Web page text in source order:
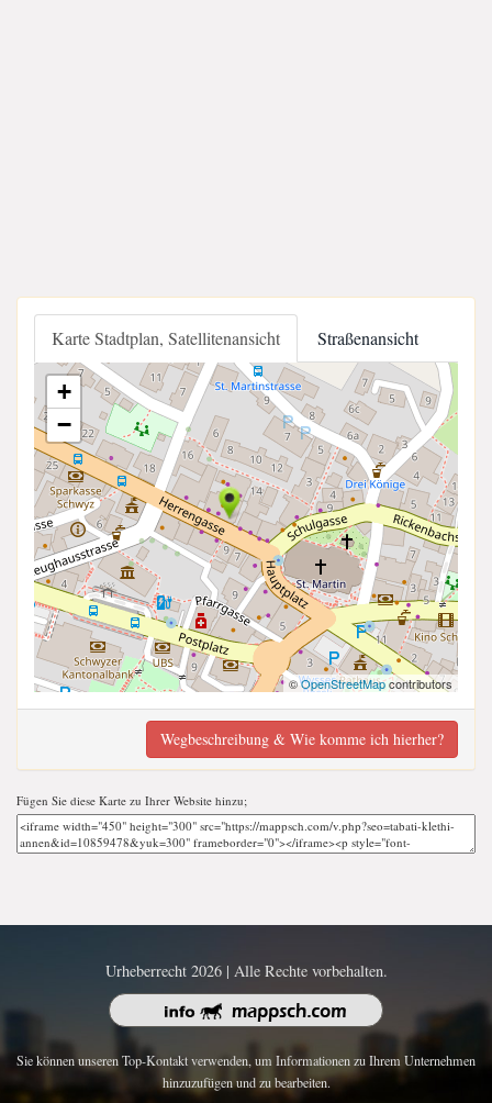
Karte Stadtplan, Satellitenansicht Straßenansicht
+
−
©OpenStreetMapcontributors
Wegbeschreibung & Wie komme ich hierher?
Fügen Sie diese Karte zu Ihrer Website hinzu;
Urheberrecht 2026 | Alle Rechte vorbehalten.
Sie können unseren Top-Kontakt verwenden, um Informationen zu Ihrem Unternehmen
hinzuzufügen und zu bearbeiten.